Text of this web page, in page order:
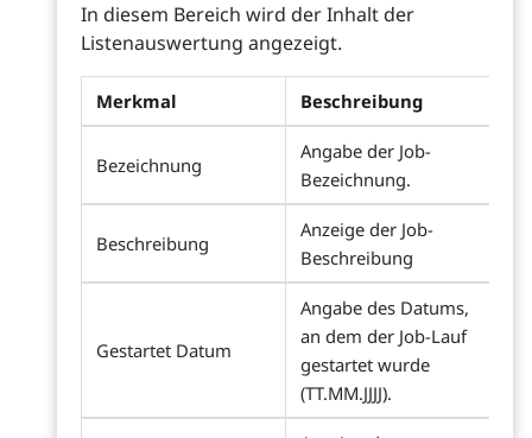
In diesem Bereich wird der Inhalt der
Listenauswertung angezeigt.
Merkmal Beschreibung
Bezeichnung
Angabe der Job-
Bezeichnung.
Beschreibung
Anzeige der Job-
Beschreibung
Gestartet Datum
Angabe des Datums,
an dem der Job-Lauf
gestartet wurde
(TT.MM.JJJJ).